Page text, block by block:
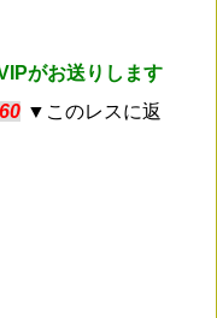
がお送りします
▼このレスに返